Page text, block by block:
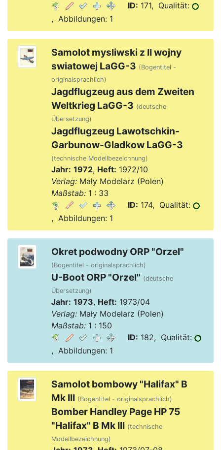
ID: 171, Qualität:
, Abbildungen: 1
Samolot mysliwski z II wojny
swiatowej LaGG-3 (Bogentitel -
originalsprachlich)
Jagdflugzeug aus dem Zweiten
Weltkrieg LaGG-3 (deutsche
Übersetzung)
Jagdflugzeug Lawotschkin-
Garbunow-Gladkow LaGG-3
(technische Modellbezeichnung)
Jahr: 1972, Heft: 1972/10
Verlag:Mały Modelarz (Polen)
Maßstab:1 : 33
ID: 174, Qualität:
, Abbildungen: 1
Okret podwodny ORP "Orzel"
(Bogentitel - originalsprachlich)
U-Boot ORP "Orzel" (deutsche
Übersetzung)
Jahr: 1973, Heft: 1973/04
Verlag:Mały Modelarz (Polen)
Maßstab:1 : 150
ID: 182, Qualität:
, Abbildungen: 1
Samolot bombowy "Halifax" B
Mk III (Bogentitel - originalsprachlich)
Bomber Handley Page HP 75
"Halifax" B Mk III (technische
Modellbezeichnung)